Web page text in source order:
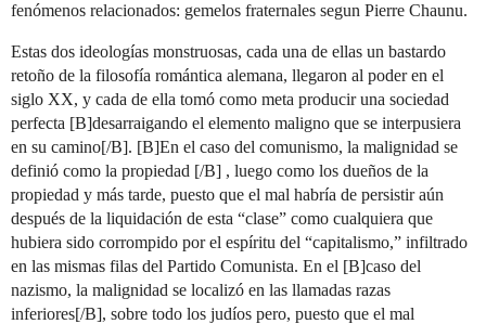
fenómenos relacionados: gemelos fraternales segun Pierre Chaunu.
Estas dos ideologías monstruosas, cada una de ellas un bastardo
retoño de la filosofía romántica alemana, llegaron al poder en el
siglo XX, y cada de ella tomó como meta producir una sociedad
perfecta [B]desarraigando el elemento maligno que se interpusiera
en su camino[/B]. [B]En el caso del comunismo, la malignidad se
definió como la propiedad [/B] , luego como los dueños de la
propiedad y más tarde, puesto que el mal habría de persistir aún
después de la liquidación de esta “clase” como cualquiera que
hubiera sido corrompido por el espíritu del “capitalismo,” infiltrado
en las mismas filas del Partido Comunista. En el [B]caso del
nazismo, la malignidad se localizó en las llamadas razas
inferiores[/B], sobre todo los judíos pero, puesto que el mal